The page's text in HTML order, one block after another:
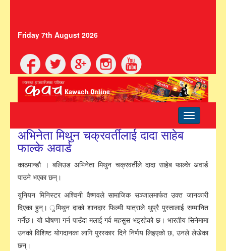
Friday 7th August 2026
Toggle
navigation
अभिनेता मिथुन चक्रवर्तीलाई दादा साहेब
फाल्के अवार्ड
काठमान्डौ । बलिउड अभिनेता मिथुन चक्रवर्तीले दादा साहेब फाल्के अवार्ड
पाउने भएका छन्।
युनियन मिनिस्टर अश्विनी वैष्णवले सामाजिक सञ्जालमार्फत उक्त जानकारी
दिएका हुन्। ुमिथुन दाको शानदार फिल्मी यात्राले थुप्रै पुस्तालाई सम्मानित
गर्नेछ। यो घोषणा गर्न पाउँदा मलाई गर्व महसुस भइरहेको छ। भारतीय सिनेमामा
उनको विशिष्ट योगदानका लागि पुरस्कार दिने निर्णय लिइएको छ, उनले लेखेका
छन्।